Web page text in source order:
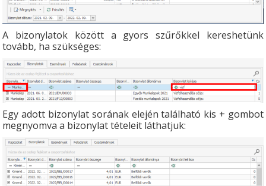
A bizonylatok között a gyors szűrőkkel kereshetünk
tovább, ha szükséges:
Egy adott bizonylat sorának elején található kis + gombot
megnyomva a bizonylat tételeit láthatjuk: